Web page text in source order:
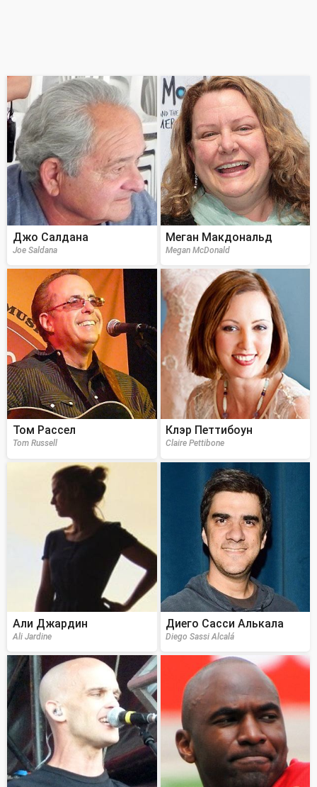
Джо Салдана
Joe Saldana
Меган Макдональд
Megan McDonald
Том Рассел
Tom Russell
Клэр Петтибоун
Claire Pettibone
Али Джардин
Ali Jardine
Диего Сасси Алькала
Diego Sassi Alcalá